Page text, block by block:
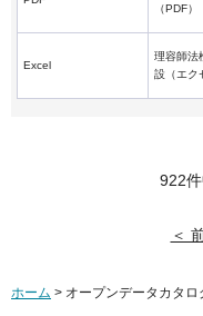
（PDF）
Excel
理容師法
設（エク
922
＜
ホーム > オープンデータカタロ